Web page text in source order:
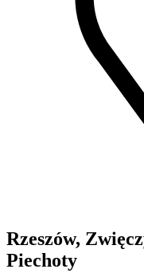
Rzeszów,
Piechoty